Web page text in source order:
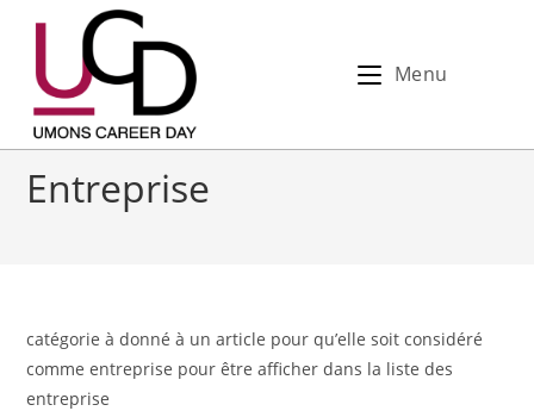
Menu
Entreprise
catégorie à donné à un article pour qu’elle soit considéré
comme entreprise pour être afficher dans la liste des
entreprise